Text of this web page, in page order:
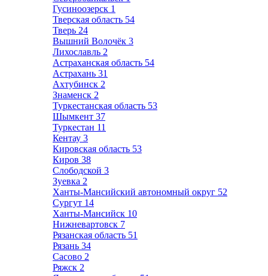
Гусиноозерск 1
Тверская область 54
Тверь 24
Вышний Волочёк 3
Лихославль 2
Астраханская область 54
Астрахань 31
Ахтубинск 2
Знаменск 2
Туркестанская область 53
Шымкент 37
Туркестан 11
Кентау 3
Кировская область 53
Киров 38
Слободской 3
Зуевка 2
Ханты-Мансийский автономный округ 52
Сургут 14
Ханты-Мансийск 10
Нижневартовск 7
Рязанская область 51
Рязань 34
Сасово 2
Ряжск 2